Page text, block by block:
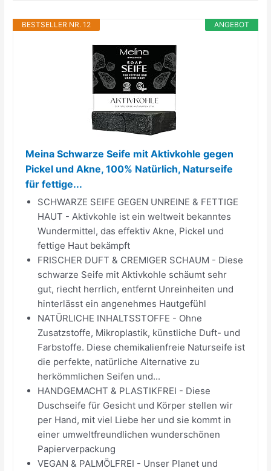
ANGEBOT
BESTSELLER NR. 12
Meina Schwarze Seife mit Aktivkohle gegen
Pickel und Akne, 100% Natürlich, Naturseife
für fettige...
SCHWARZE SEIFE GEGEN UNREINE & FETTIGE
HAUT - Aktivkohle ist ein weltweit bekanntes
Wundermittel, das effektiv Akne, Pickel und
fettige Haut bekämpft
FRISCHER DUFT & CREMIGER SCHAUM - Diese
schwarze Seife mit Aktivkohle schäumt sehr
gut, riecht herrlich, entfernt Unreinheiten und
hinterlässt ein angenehmes Hautgefühl
NATÜRLICHE INHALTSSTOFFE - Ohne
Zusatzstoffe, Mikroplastik, künstliche Duft- und
Farbstoffe. Diese chemikalienfreie Naturseife ist
die perfekte, natürliche Alternative zu
herkömmlichen Seifen und...
HANDGEMACHT & PLASTIKFREI - Diese
Duschseife für Gesicht und Körper stellen wir
per Hand, mit viel Liebe her und sie kommt in
einer umweltfreundlichen wunderschönen
Papierverpackung
VEGAN & PALMÖLFREI - Unser Planet und